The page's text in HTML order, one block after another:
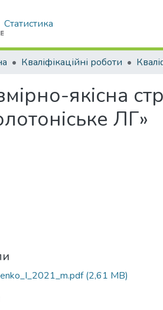
Статистика
Кваліфікаційні роботи
якісна
ЛГ»
(2,61 MB)